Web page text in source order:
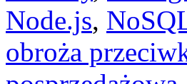
Node.js,
obroża